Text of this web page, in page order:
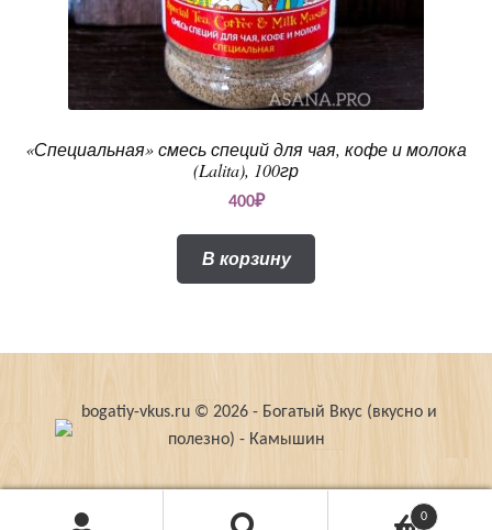
«Специальная» смесь специй для чая, кофе и молока
(Lalita), 100гр
400₽
В корзину
bogatiy-vkus.ru © 2026 - Богатый Вкус (вкусно и
полезно) - Камышин
0